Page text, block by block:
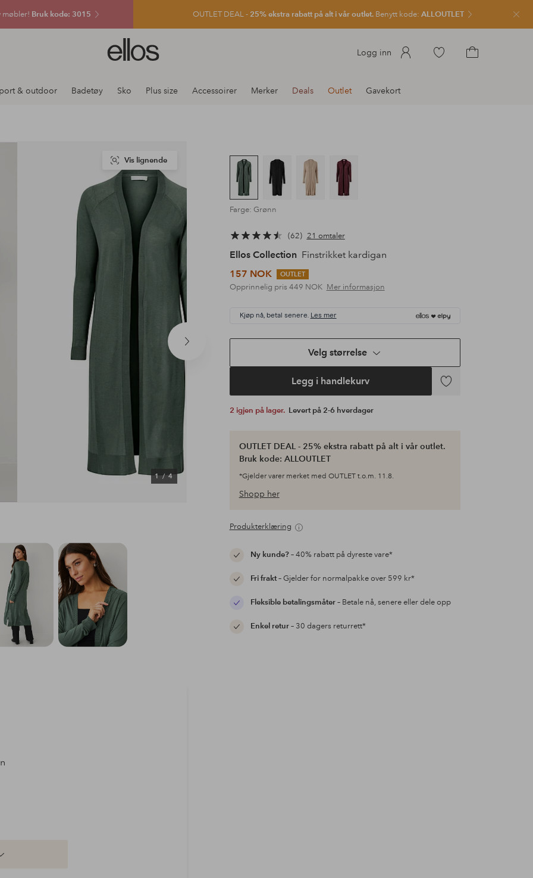
møbler! Bruk kode: 3015 OUTLET DEAL - 25% ekstra rabatt på alt i vår outlet. Benytt kode: ALLOUTLET Lukk
Ellos
logo
gå
Logg inn
Gå
& outdoor Badetøy Sko Plus size Accessoirer Merker Deals Outlet Gavekort
Neste
1/4
Vis lignende
Farge: Grønn
62 21 omtaler
Ellos Collection Finstrikket kardigan
157 NOK
OUTLET
Opprinnelig pris 449 NOK Mer informasjon
Kjøp nå, betal senere. Les mer
Velg størrelse
Legg i handlekurv
Legg
2 igjen på lager. Levert på 2-6 hverdager
OUTLET DEAL - 25% ekstra rabatt på alt i vår outlet.
Bruk kode: ALLOUTLET
*Gjelder varer merket med OUTLET t.o.m. 11.8.
Shopp her
Produkterklæring
Ny kunde?– 40% rabatt på dyreste vare*
Fri frakt– Gjelder for normalpakke over 599 kr*
Fleksible betalingsmåter– Betale nå, senere eller dele opp
Enkel retur– 30 dagers returrett*